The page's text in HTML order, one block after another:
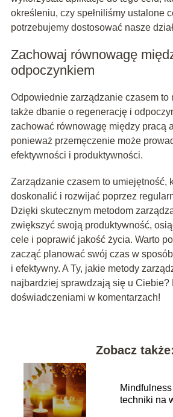
określeniu, czy spełniliśmy ustalone
potrzebujemy dostosować nasze
Zachowaj równowagę
odpoczynkiem
Odpowiednie zarządzanie czasem to
także dbanie o regenerację i
zachować równowagę między pracą
ponieważ przemęczenie może
efektywności i produktywności.
Zarządzanie czasem to umiejętność,
doskonalić i rozwijać poprzez
Dzięki skutecznym metodom
zwiększyć swoją produktywność,
cele i poprawić jakość życia. Warto
zacząć planować swój czas w
i efektywny. A Ty, jakie metody
najbardziej sprawdzają się u Ciebie?
doświadczeniami w komentarzach!
Zobacz także:
techniki na